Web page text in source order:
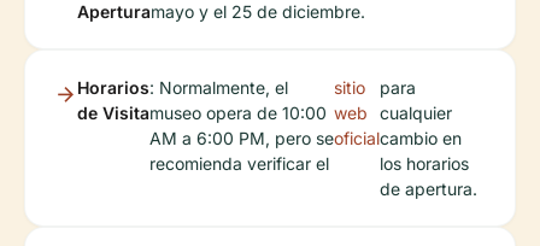
Aperturamayo y el 25 de diciembre.
Horarios
de Visita
: Normalmente, el
museo opera de 10:00
AM a 6:00 PM, pero se
recomienda verificar el
sitio
web
oficial
para
cualquier
cambio en
los horarios
de apertura.